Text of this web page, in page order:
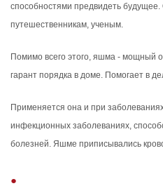
способностями предвидеть будущее.
путешественникам, ученым.
Помимо всего этого, яшма - мощный
гарант порядка в доме. Помогает в
Применяется она и при
инфекционных заболеваниях,
болезней. Яшме приписывались